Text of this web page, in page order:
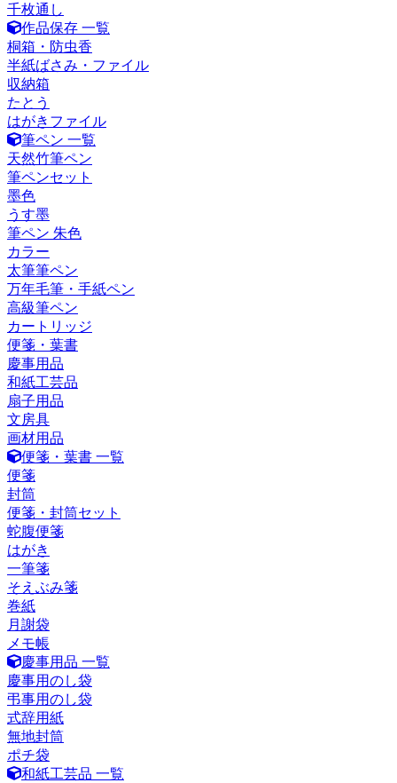
千枚通し
作品保存 一覧
桐箱・防虫香
半紙ばさみ・ファイル
収納箱
たとう
はがきファイル
筆ペン 一覧
天然竹筆ペン
筆ペンセット
墨色
うす墨
筆ペン 朱色
カラー
太筆筆ペン
万年毛筆・手紙ペン
高級筆ペン
カートリッジ
便箋・葉書
慶事用品
和紙工芸品
扇子用品
文房具
画材用品
便箋・葉書 一覧
便箋
封筒
便箋・封筒セット
蛇腹便箋
はがき
一筆箋
そえぶみ箋
巻紙
月謝袋
メモ帳
慶事用品 一覧
慶事用のし袋
弔事用のし袋
式辞用紙
無地封筒
ポチ袋
和紙工芸品 一覧